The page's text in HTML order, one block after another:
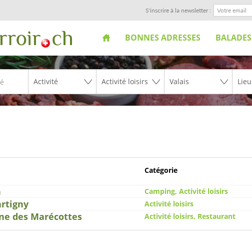
S'inscrire à la newsletter :
BONNES ADRESSES BALADES
Catégorie
Camping, Activité loisirs
Activité loisirs
des Marécottes Activité loisirs, Restaurant